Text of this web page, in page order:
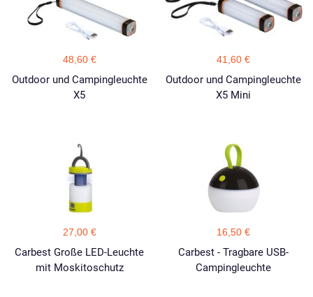
48,60 €
Outdoor und Campingleuchte
X5
41,60 €
Outdoor und Campingleuchte
X5 Mini
27,00 €
Carbest Große LED-Leuchte
mit Moskitoschutz
16,50 €
Carbest - Tragbare USB-
Campingleuchte